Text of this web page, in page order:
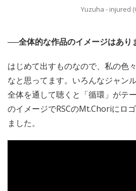
Yuzuha - injured
──全体的な作品のイメージはあり
はじめて出すものなので、私の色
なと思ってます。いろんなジャン
全体を通して聴くと「循環」がテ
のイメージでRSCのMt.Choriにロ
ました。